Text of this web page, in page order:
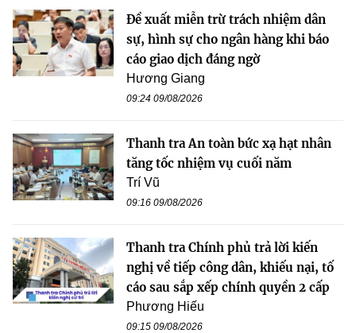
Đề xuất miễn trừ trách nhiệm dân
sự, hình sự cho ngân hàng khi báo
cáo giao dịch đáng ngờ
Hương Giang
09:24 09/08/2026
Thanh tra An toàn bức xạ hạt nhân
tăng tốc nhiệm vụ cuối năm
Trí Vũ
09:16 09/08/2026
Thanh tra Chính phủ trả lời kiến
nghị về tiếp công dân, khiếu nại, tố
cáo sau sắp xếp chính quyền 2 cấp
Phương Hiếu
09:15 09/08/2026